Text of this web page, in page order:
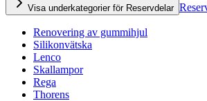
Visa underkategorier för Reservdelar
Renovering av gummihjul
Silikonvätska
Lenco
Skallampor
Rega
Thorens